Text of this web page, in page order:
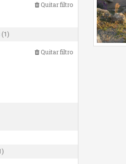
Quitar filtro
(1)
Quitar filtro